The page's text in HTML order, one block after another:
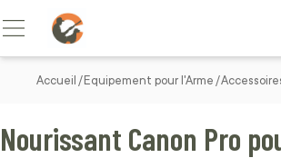
Allez au contenu
Basculer la navigation
Accueil Equipement pour l'Arme
Nourissant Canon Pro